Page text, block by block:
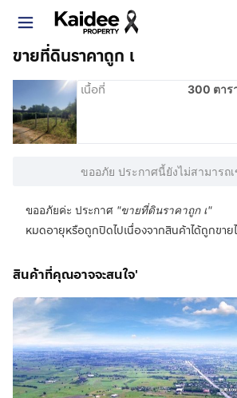
ขายที่ดินราคาถูก เ
เนื้อที่ 300 ตาร
ขออภัย ประกาศนี้ยังไม่สามารถ
ขออภัยค่ะ ประกาศ "ขายที่ดินราคาถูก เ"
หมดอายุหรือถูกปิดไปเนื่องจากสินค้าได้ถูกขาย
สินค้าที่คุณอาจจะสนใจ'